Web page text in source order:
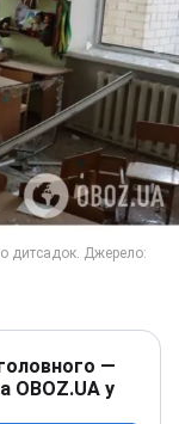
—
OBOZ.UA у